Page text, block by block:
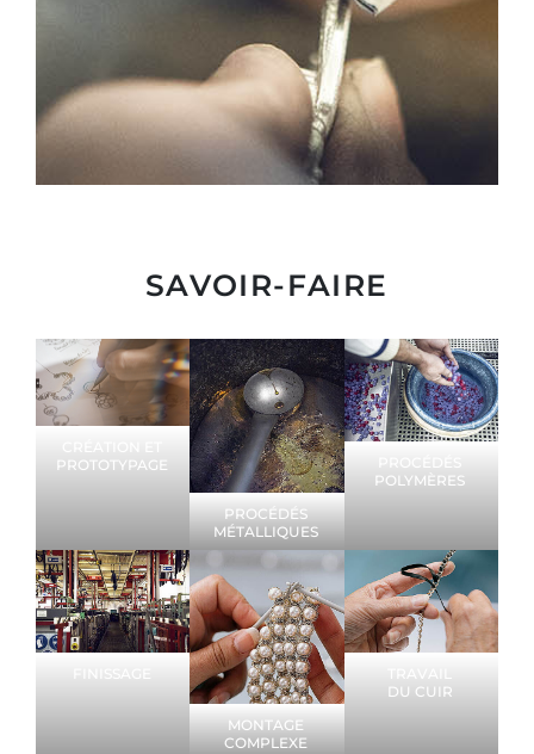
SAVOIR-FAIRE
PROTOTYPAGE
PROCÉDÉS
MÉTALLIQUES
POLYMÈRES
FINISSAGE
MONTAGE
COMPLEXE
TRAVAIL
DU CUIR